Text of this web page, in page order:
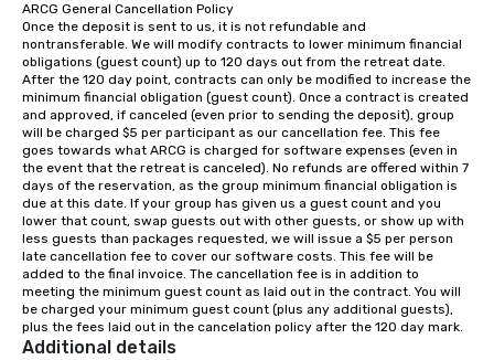
option, our full catering team can work
with you to create the meal of your
dreams! If you would like to use a
meeting room we have a number of
different rooms that are available,
from boardrooms to large venues. We
have cozy lodging options ranging
anywhere from cabins to cottages.
Wake up under the canopy in a
forested paradise at whatever level
of creature comfort your team
prefers. Call or email us today to plan
your retreat!
ARCG General Cancellation Policy
Once the deposit is sent to us, it is not refundable and
nontransferable. We will modify contracts to lower minimum financial
obligations (guest count) up to 120 days out from the retreat date.
After the 120 day point, contracts can only be modified to increase the
minimum financial obligation (guest count). Once a contract is created
and approved, if canceled (even prior to sending the deposit), group
will be charged $5 per participant as our cancellation fee. This fee
goes towards what ARCG is charged for software expenses (even in
the event that the retreat is canceled). No refunds are offered within 7
days of the reservation, as the group minimum financial obligation is
due at this date. If your group has given us a guest count and you
lower that count, swap guests out with other guests, or show up with
less guests than packages requested, we will issue a $5 per person
late cancellation fee to cover our software costs. This fee will be
added to the final invoice. The cancellation fee is in addition to
meeting the minimum guest count as laid out in the contract. You will
be charged your minimum guest count (plus any additional guests),
plus the fees laid out in the cancelation policy after the 120 day mark.
Additional details